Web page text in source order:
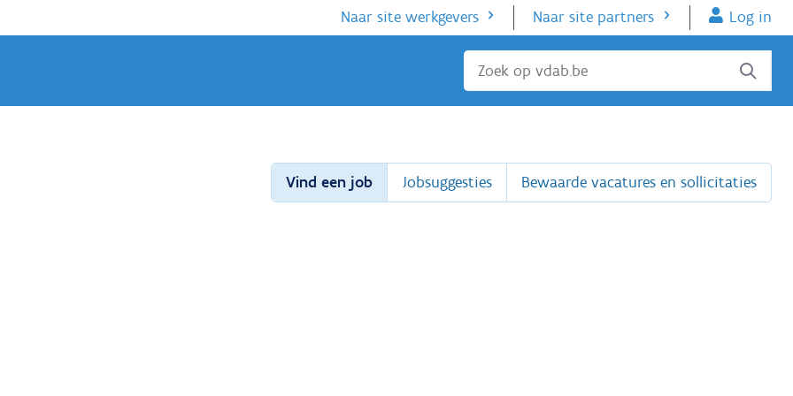
Naar site werkgevers Naar site partners Log in
Sluiten
Vind een job Jobsuggesties Bewaarde vacatures en sollicitaties